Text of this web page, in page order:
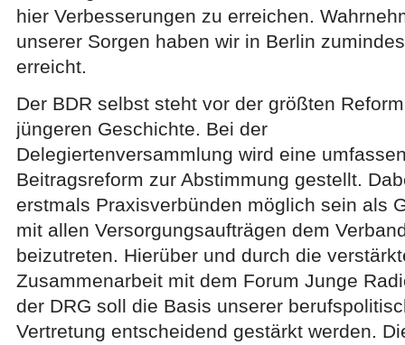
hier Verbesserungen zu erreichen.
unserer Sorgen haben wir in Berlin
erreicht.
Der BDR selbst steht vor der größten
jüngeren Geschichte. Bei der
Delegiertenversammlung wird eine
Beitragsreform zur Abstimmung gestellt.
erstmals Praxisverbünden möglich sein als
mit allen Versorgungsaufträgen dem
beizutreten. Hierüber und durch die
Zusammenarbeit mit dem Forum Junge
der DRG soll die Basis unserer
Vertretung entscheidend gestärkt werden.